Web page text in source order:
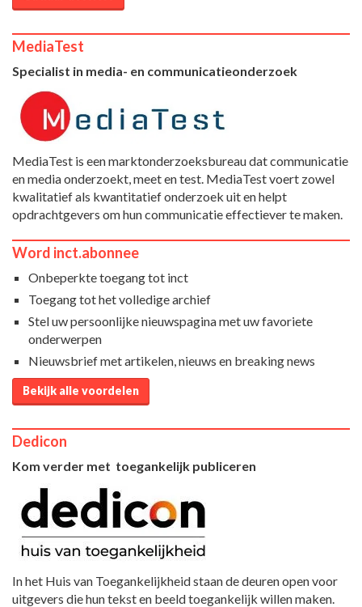
MediaTest
Specialist in media- en communicatieonderzoek
MediaTest is een marktonderzoeksbureau dat communicatie
en media onderzoekt, meet en test. MediaTest voert zowel
kwalitatief als kwantitatief onderzoek uit en helpt
opdrachtgevers om hun communicatie effectiever te maken.
Word inct.abonnee
Onbeperkte toegang tot inct
Toegang tot het volledige archief
Stel uw persoonlijke nieuwspagina met uw favoriete
onderwerpen
Nieuwsbrief met artikelen, nieuws en breaking news
Bekijk alle voordelen
Dedicon
Kom verder met toegankelijk publiceren
In het Huis van Toegankelijkheid staan de deuren open voor
uitgevers die hun tekst en beeld toegankelijk willen maken.